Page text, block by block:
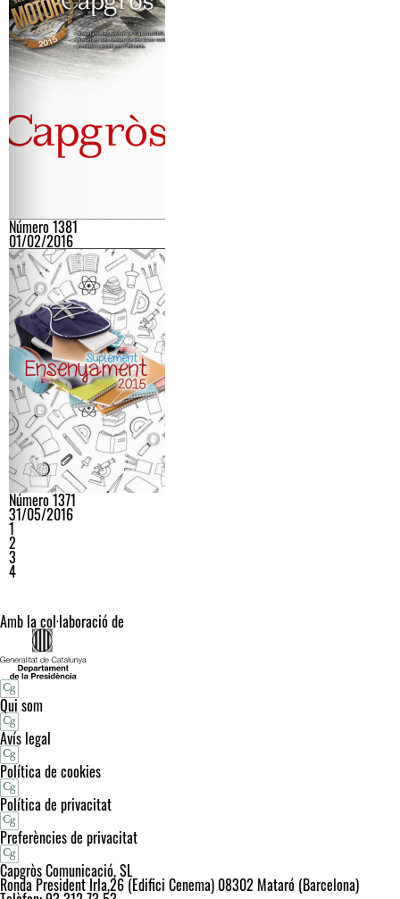
Número 1381
01/02/2016
Número 1371
31/05/2016
1
2
3
4
Amb la col·laboració de
Qui som
Avís legal
Política de cookies
Política de privacitat
Preferències de privacitat
Capgròs Comunicació, SL
Ronda President Irla,26 (Edifici Cenema) 08302 Mataró (Barcelona)